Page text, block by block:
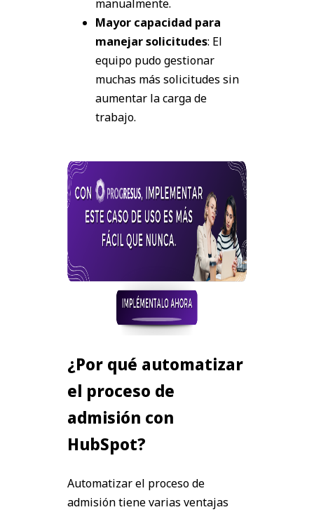
manualmente.
Mayor capacidad para
manejar solicitudes: El
equipo pudo gestionar
muchas más solicitudes sin
aumentar la carga de
trabajo.
¿Por qué automatizar
el proceso de
admisión con
HubSpot?
Automatizar el proceso de
admisión tiene varias ventajas